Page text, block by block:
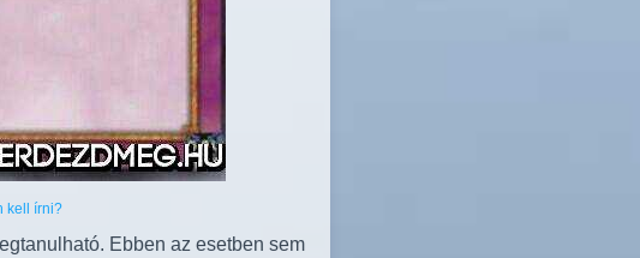
kell írni?
Ebben az esetben sem